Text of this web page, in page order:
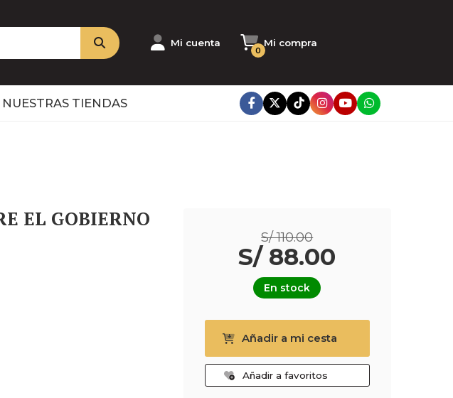
Mi cuenta Mi compra
0
NUESTRAS TIENDAS
EL GOBIERNO
S/ 110.00
S/ 88.00
En stock
Añadir a mi cesta
Añadir a favoritos